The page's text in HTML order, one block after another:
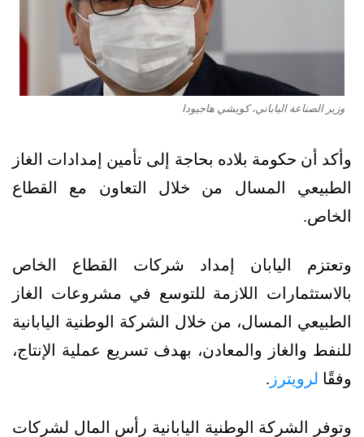
وزير الصناعة الياباني، كويشي هاجيودا
وأكد أن حكومة بلاده بحاجة إلى تأمين إمدادات الغاز
الطبيعي المسال من خلال التعاون مع القطاع
الخاص.
وتعتزم اليابان إمداد شركات القطاع الخاص
بالاستثمارات اللازمة للتوسع في مشروعات الغاز
الطبيعي المسال، من خلال الشركة الوطنية اليابانية
للنفط والغاز والمعادن، بهدف تسريع عملية الإنتاج،
وفقًا لرويترز .
وتوفر الشركة الوطنية اليابانية رأس المال لشركات